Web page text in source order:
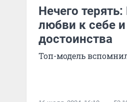
Нечего
любви к себе и
достоинства
Топ-модель